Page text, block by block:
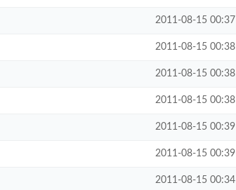
2011-08-15 00:37
2011-08-15 00:38
2011-08-15 00:38
2011-08-15 00:38
2011-08-15 00:39
2011-08-15 00:39
2011-08-15 00:34